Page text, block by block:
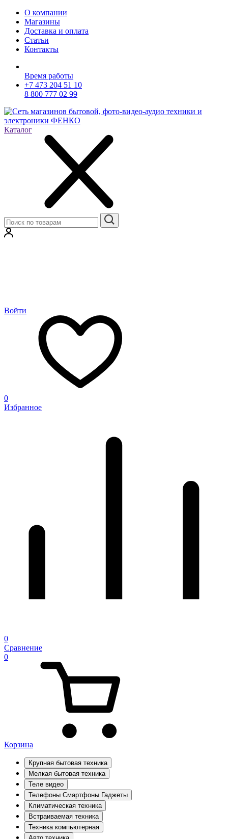
О компании
Магазины
Доставка и оплата
Статьи
Контакты
Время работы
+7 473 204 51 10
8 800 777 02 99
Каталог
Войти
0
Избранное
0
Сравнение
0
Корзина
Крупная бытовая техника
Мелкая бытовая техника
Теле видео
Телефоны Смартфоны Гаджеты
Климатическая техника
Встраиваемая техника
Техника компьютерная